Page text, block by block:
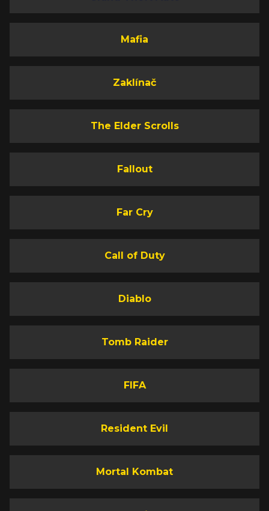
Mafia
Zaklínač
The Elder Scrolls
Fallout
Far Cry
Call of Duty
Diablo
Tomb Raider
FIFA
Resident Evil
Mortal Kombat